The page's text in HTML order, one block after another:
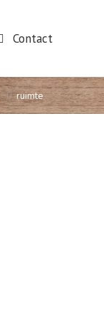
Contact
ruimte